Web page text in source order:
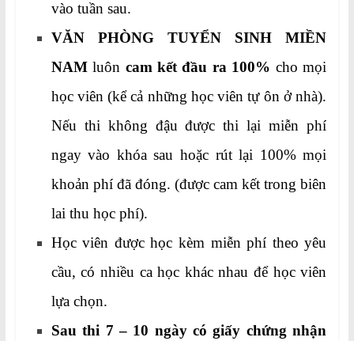
vào tuần sau.
VĂN PHÒNG TUYỂN SINH MIỀN
NAMluôn cam kết đầu ra 100% cho mọi
học viên (kể cả những học viên tự ôn ở nhà).
Nếu thi không đậu được thi lại miễn phí
ngay vào khóa sau hoặc rút lại 100% mọi
khoản phí đã đóng. (được cam kết trong biên
lai thu học phí).
Học viên được học kèm miễn phí theo yêu
cầu, có nhiều ca học khác nhau để học viên
lựa chọn.
Sau thi 7 – 10 ngày có giấy chứng nhận